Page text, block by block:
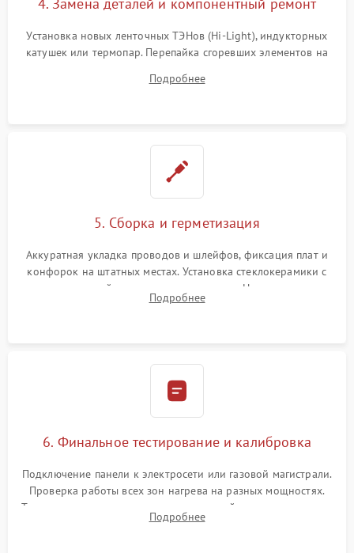
4. Замена деталей и компонентный ремонт
Установка новых ленточных ТЭНов (Hi-Light), индукторных
катушек или термопар. Перепайка сгоревших элементов на
дорожек. Очистка контактов и замена поврежденной
Подробнее
5. Сборка и герметизация
Аккуратная укладка проводов и шлейфов, фиксация плат и
конфорок на штатных местах. Установка стеклокерамики с
проверкой равномерности зазоров. Нанесение
термостойкого герметика или укладка уплотнительной
Подробнее
6. Финальное тестирование и калибровка
Подключение панели к электросети или газовой магистрали.
Проверка работы всех зон нагрева на разных мощностях.
Тестирование сенсорного управления, таймера, индикаторов
остаточного тепла и систем защиты от перегрева.
Подробнее